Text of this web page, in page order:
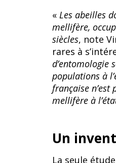
« Les abeilles
mellifère,
siècles, note
rares à
d’entomologie
populations à
française n’est
mellifère à
Un
La seule